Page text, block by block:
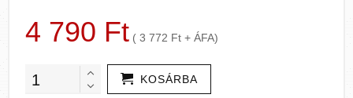
4 790 Ft ( 3 772 Ft + ÁFA)
KOSÁRBA